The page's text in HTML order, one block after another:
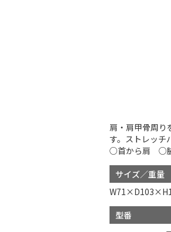
肩・肩甲骨周り
す。ストレッチ
○首から肩 ○
サイズ／重量
型番